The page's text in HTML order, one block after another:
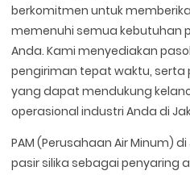
berkomitmen untuk
memenuhi semua kebutuhan
Anda. Kami menyediakan
pengiriman tepat waktu, serta
yang dapat mendukung
operasional industri Anda di
PAM (Perusahaan Air Minum)
pasir silika sebagai penyaring